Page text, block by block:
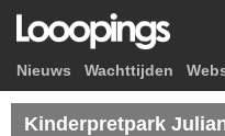
Nieuws Wachttijden
Kinderpretpark